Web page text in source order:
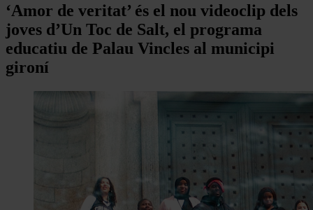
‘Amor de veritat’ és el nou videoclip dels
joves d’Un Toc de Salt, el programa
educatiu de Palau Vincles al municipi
gironí